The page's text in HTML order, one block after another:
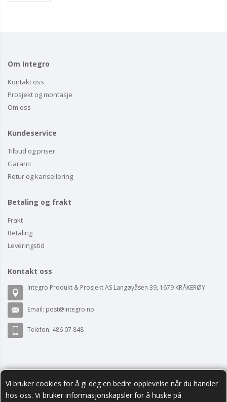
Vi bruker cookies for å gi deg en bedre opplevelse når du handler
hos oss. Vi bruker informasjonskapsler for å huske på
Om Integro
Kontakt oss
Prosjekt og montasje
Om oss
Kundeservice
Tilbud og priser
Garanti
Retur og kansellering
Betaling og frakt
Frakt
Betaling
Leveringstid
Kontakt oss
Integro Produkt & Prosjekt AS Langøyåsen 39, 1679 KRÅKERØY
Email: post@integro.no
Telefon: 486 07 848